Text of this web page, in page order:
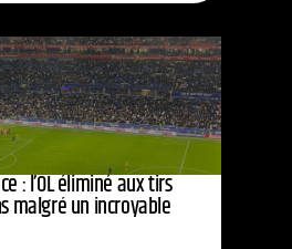
: l’OL éliminé aux tirs
malgré un incroyable